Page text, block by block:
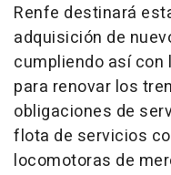
Renfe destinará
adquisición de
cumpliendo así
para renovar los
obligaciones de
flota de servicios
locomotoras de